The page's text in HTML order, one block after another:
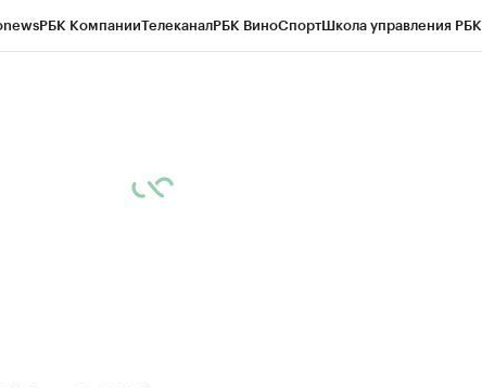
РБК КомпанииТелеканалРБК ВиноСпортШкола управления РБК